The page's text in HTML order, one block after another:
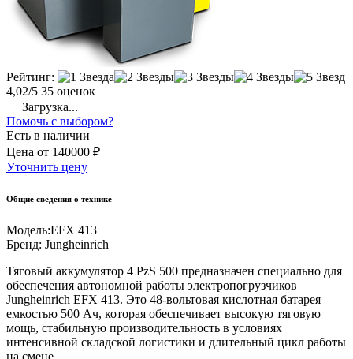
Рейтинг:
4,02/5 35 оценок
Загрузка...
Помочь с выбором?
Есть в наличии
Цена от 140000 ₽
Уточнить цену
Общие сведения о технике
Модель:EFX 413
Бренд: Jungheinrich
Тяговый аккумулятор 4 PzS 500 предназначен специально для
обеспечения автономной работы электропогрузчиков
Jungheinrich EFX 413. Это 48-вольтовая кислотная батарея
емкостью 500 Ач, которая обеспечивает высокую тяговую
мощь, стабильную производительность в условиях
интенсивной складской логистики и длительный цикл работы